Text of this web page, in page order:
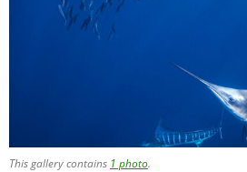
This gallery contains 1 photo.